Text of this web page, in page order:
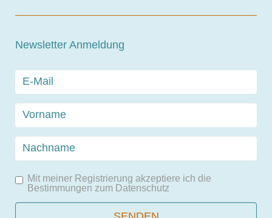
Newsletter Anmeldung
Mit meiner Registrierung akzeptiere ich die
Bestimmungen zum Datenschutz